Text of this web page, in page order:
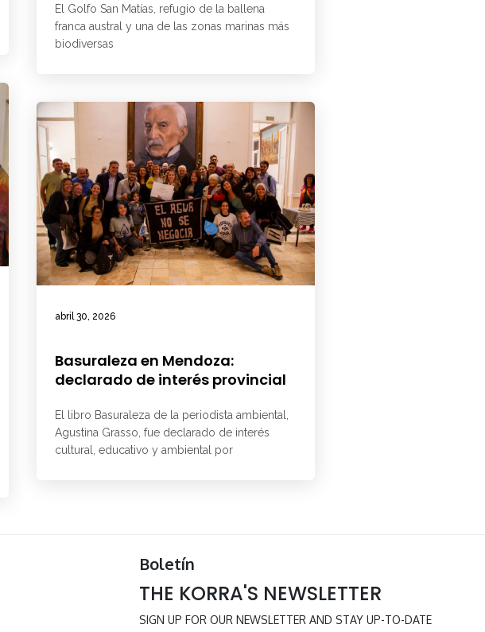
El Golfo San Matías, refugio de la ballena
franca austral y una de las zonas marinas más
biodiversas
abril 30, 2026
Basuraleza en Mendoza:
declarado de interés provincial
El libro Basuraleza de la periodista ambiental,
Agustina Grasso, fue declarado de interés
cultural, educativo y ambiental por
Boletín
THE KORRA'S NEWSLETTER
SIGN UP FOR OUR NEWSLETTER AND STAY UP-TO-DATE